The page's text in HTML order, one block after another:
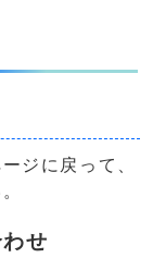
ジに戻って、
せ